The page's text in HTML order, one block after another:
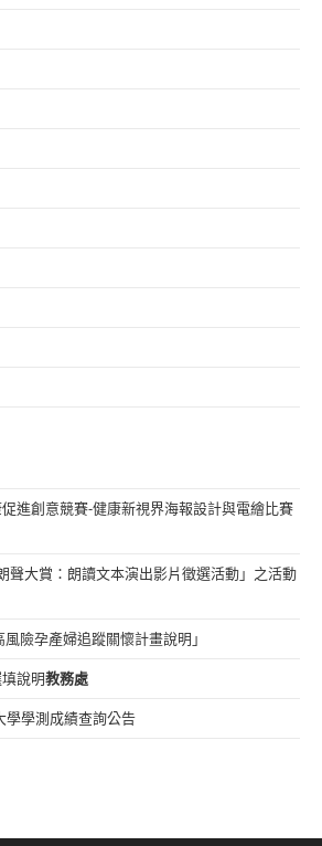
進創意競賽-健康新視界海報設計與電繪比賽
聲大賞：朗讀文本演出影片徵選活動」之活動
險孕產婦追蹤關懷計畫說明」
說明教務處
學學測成績查詢公告